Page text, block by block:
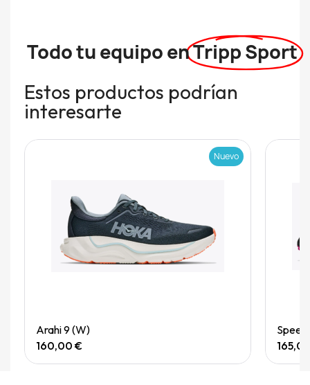
Todo tu equipo enTripp Sport
Estos productos podrían
interesarte
Nuevo
Arahi 9 (W)
160,00 €